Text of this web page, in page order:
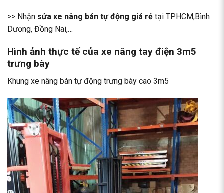
>> Nhận sửa xe nâng bán tự động giá rẻ tại TP.HCM,Bình
Dương, Đồng Nai,…
Hình ảnh thực tế của xe nâng tay điện 3m5
trưng bày
Khung xe nâng bán tự động trưng bày cao 3m5